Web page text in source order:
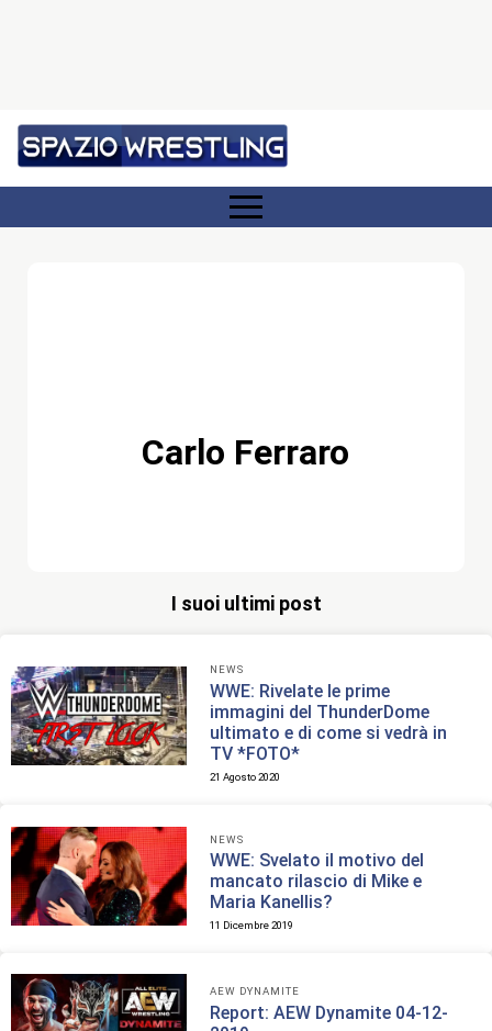
Carlo Ferraro
I suoi ultimi post
NEWS
WWE: Rivelate le prime
immagini del ThunderDome
ultimato e di come si vedrà in
TV *FOTO*
21 Agosto 2020
NEWS
WWE: Svelato il motivo del
mancato rilascio di Mike e
Maria Kanellis?
11 Dicembre 2019
AEW DYNAMITE
Report: AEW Dynamite 04-12-